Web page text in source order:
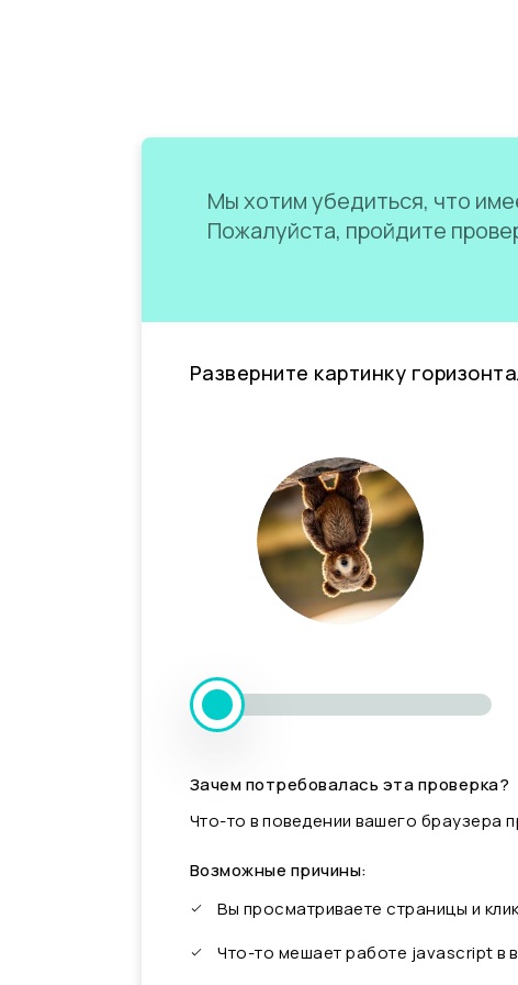
Мы хотим убедиться, что
Пожалуйста, пройдите
Разверните картинку
Зачем потребовалась эта проверка?
Что-то в поведении вашего браузера
Возможные причины:
Вы просматриваете страницы и
Что-то мешает работе javascript в